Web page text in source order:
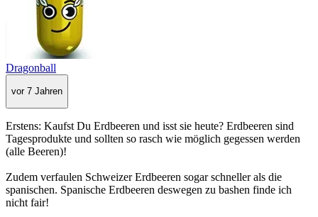
Dragonball
vor 7 Jahren
Erstens: Kaufst Du Erdbeeren und isst sie heute? Erdbeeren sind
Tagesprodukte und sollten so rasch wie möglich gegessen werden
(alle Beeren)!
Zudem verfaulen Schweizer Erdbeeren sogar schneller als die
spanischen. Spanische Erdbeeren deswegen zu bashen finde ich
nicht fair!